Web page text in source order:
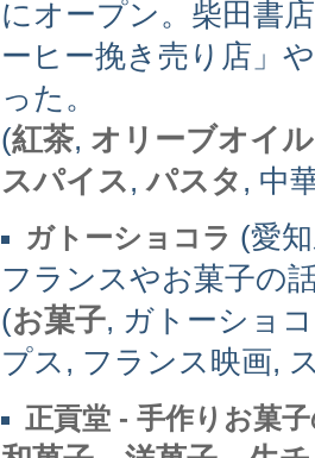
にオープン。柴田書
ーヒー挽き売り店」
った。
(紅茶, オリーブオイル
スパイス,パスタ , 中
ガトーショコラ (愛
フランスやお菓子の
(お菓子, ガトーショ
プス, フランス映画,
正貢堂 - 手作りお菓